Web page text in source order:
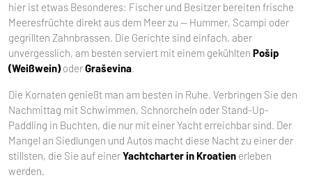
hier ist etwas Besonderes: Fischer und Besitzer bereiten frische
Meeresfrüchte direkt aus dem Meer zu — Hummer, Scampi oder
gegrillten Zahnbrassen. Die Gerichte sind einfach, aber
unvergesslich, am besten serviert mit einem gekühlten Pošip
(Weißwein)oderGraševina.
Die Kornaten genießt man am besten in Ruhe. Verbringen Sie den
Nachmittag mit Schwimmen, Schnorcheln oder Stand-Up-
Paddling in Buchten, die nur mit einer Yacht erreichbar sind. Der
Mangel an Siedlungen und Autos macht diese Nacht zu einer der
stillsten, die Sie auf einerYachtcharter in Kroatien erleben
werden.